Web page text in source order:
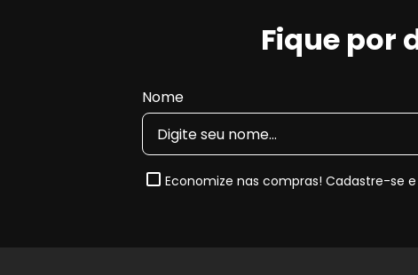
Fique por
Nome
Economize nas compras! Cadastre-se